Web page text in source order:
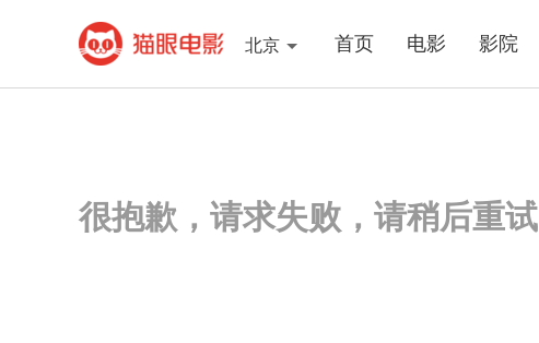
北京 首页 电影 影院
很抱歉，请求失败，请稍后重试